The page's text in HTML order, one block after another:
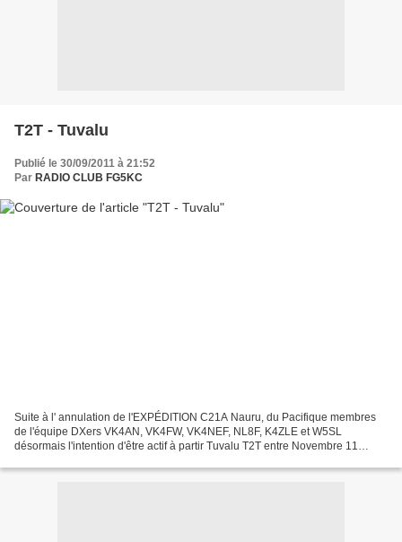
T2T - Tuvalu
Publié le 30/09/2011 à 21:52
Par RADIO CLUB FG5KC
Suite à l' annulation de l'EXPÉDITION C21A Nauru, du Pacifique membres
de l'équipe DXers VK4AN, VK4FW, VK4NEF, NL8F, K4ZLE et W5SL
désormais l'intention d'être actif à partir Tuvalu T2T entre Novembre 11